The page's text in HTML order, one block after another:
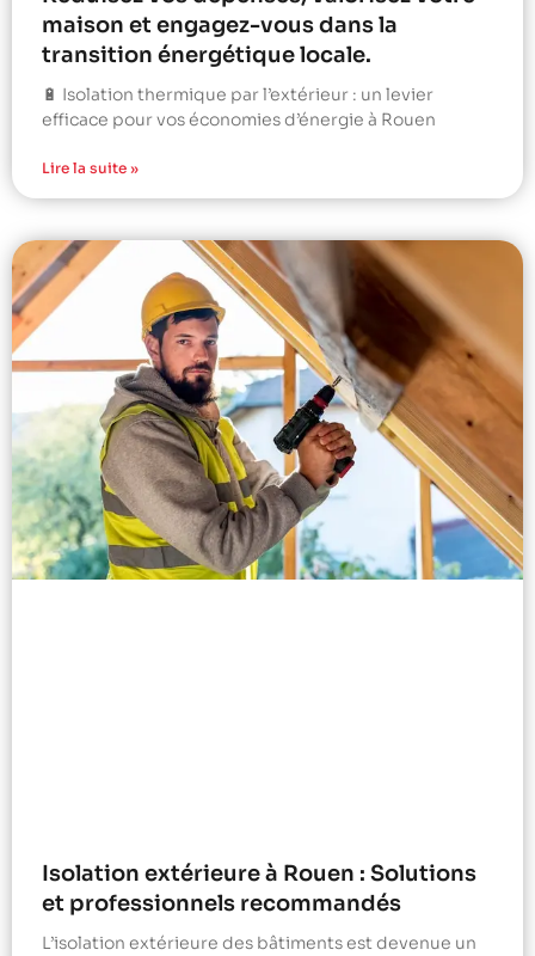
maison et engagez-vous dans la
transition énergétique locale.
🔋 Isolation thermique par l’extérieur : un levier
efficace pour vos économies d’énergie à Rouen
Lire la suite »
Isolation extérieure à Rouen : Solutions
et professionnels recommandés
L’isolation extérieure des bâtiments est devenue un